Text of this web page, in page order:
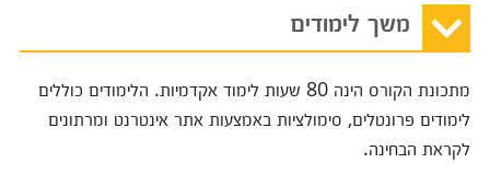
משך לימודים
מתכונת הקורס הינה 80 שעות לימוד אקדמיות. הלימודים כוללים
לימודים פרונטלים, סימולציות באמצעות אתר אינטרנט ומרתונים
לקראת הבחינה.